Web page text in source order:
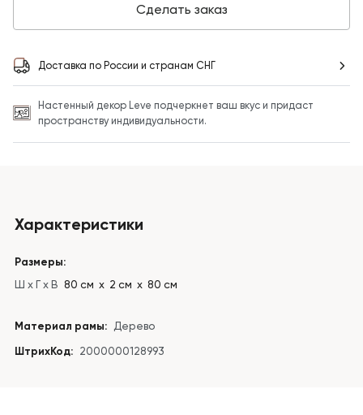
Сделать заказ
Доставка по России и странам СНГ
Настенный декор Leve подчеркнет ваш вкус и придаст
пространству индивидуальности.
Характеристики
Размеры:
Ш x Г x В 80 см х 2 см х 80 см
Материал рамы: Дерево
ШтрихКод: 2000000128993